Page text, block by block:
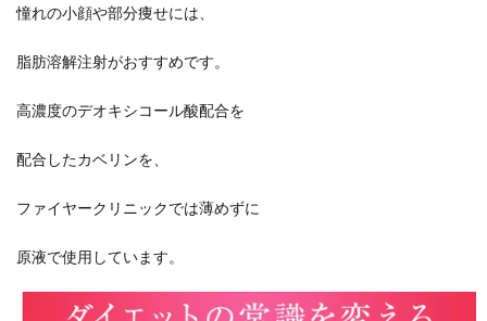
憧れの小顔や部分痩せには、
脂肪溶解注射がおすすめです。
高濃度のデオキシコール酸配合を
配合したカベリンを、
ファイヤークリニックでは薄めずに
原液で使用しています。